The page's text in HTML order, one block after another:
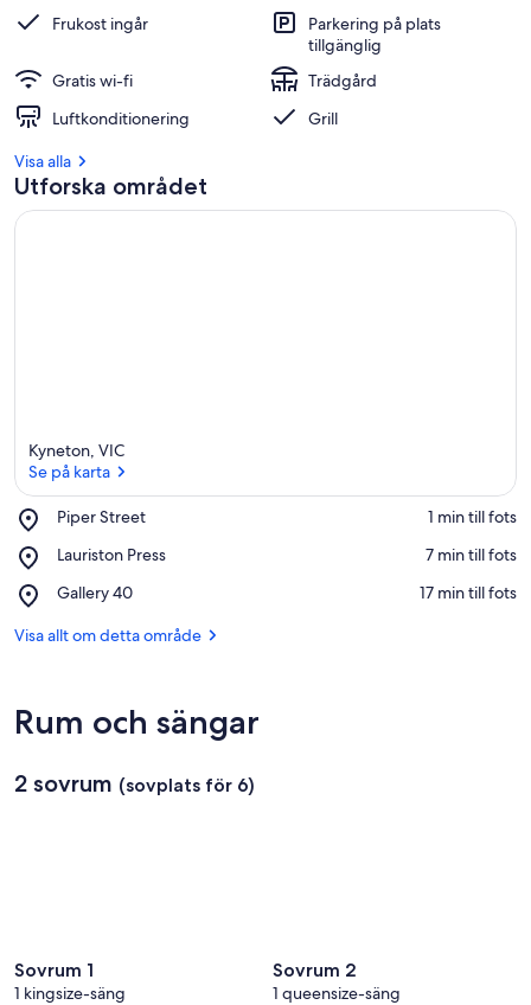
Frukost ingår
Parkering på plats
tillgänglig
Gratis wi-fi
Trädgård
Luftkonditionering
Grill
Visa alla
Utforska området
Kyneton, VIC
Se på karta
Piper Street
Place,
Street
‪1 min till fots‬
Lauriston Press
Place,
Press
‪7 min till fots‬
Gallery 40
Place,
40
‪17 min till fots‬
Visa allt om detta område
Rum och sängar
2 sovrum (sovplats för 6)
Sovrum 1
1 kingsize-säng
Sovrum 2
1 queensize-säng